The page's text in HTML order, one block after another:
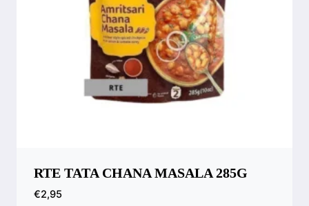
RTE TATA CHANA MASALA 285G
€2,95